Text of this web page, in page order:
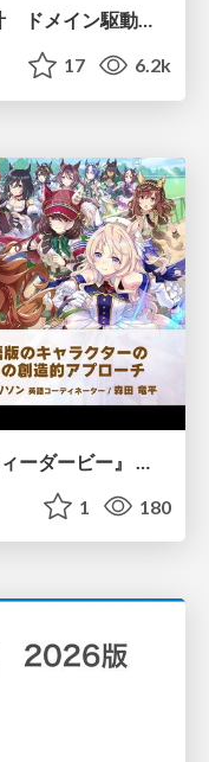
今こそ聞きたいソフトウェア設計 ドメイン駆動設計再入門
17 6.2k
1 180